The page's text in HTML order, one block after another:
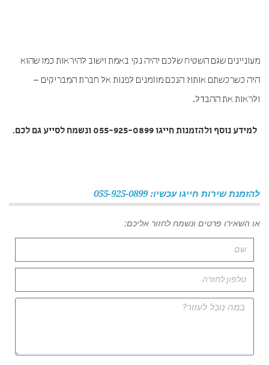
מעוניינים שגם השטיח שלכם יהיה נקי באמת וישוב להיראות כמו שהוא
היה כשרכשתם אותו? הנכם מוזמנים לפנות אל חברת המבריקים –
ולראות את ההבדל.
למידע נוסף ולהזמנות חייגו055-925-0899 ונשמחלסייע גם לכם.
להזמנת שירות חייגו עכשיו: 055-925-0899
או השאירו פרטים ונשמח לחזור אליכם: